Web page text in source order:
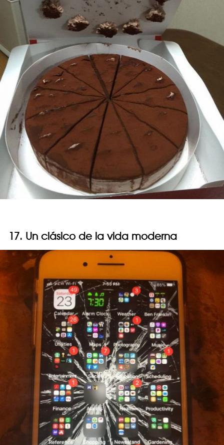
17. Un clásico de la vida moderna